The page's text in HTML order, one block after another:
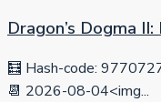
Dragon’s Dogma
🧮 Hash-code:
📆 2026-08-04<img...